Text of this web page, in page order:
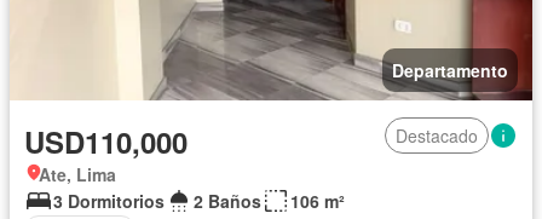
Departamento
USD110,000
Destacado
Ate, Lima
3 Dormitorios
2 Baños
106 m²